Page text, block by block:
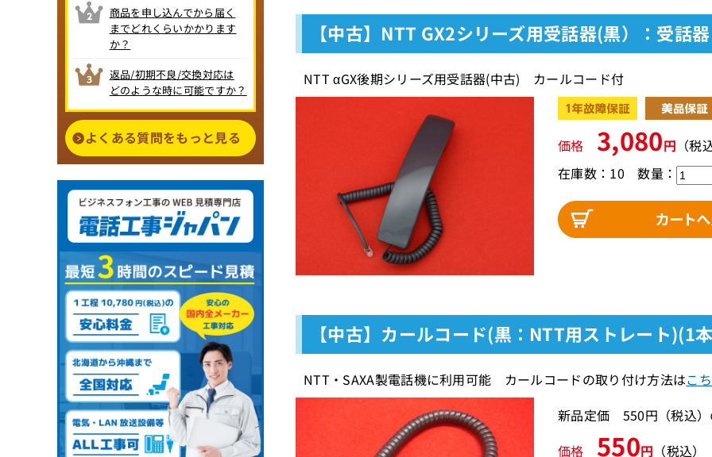
【中古】NTT GX2シリーズ用受話器(黒）：受話器
NTT αGX後期シリーズ用受話器(中古) カールコード付
価格 3,080円 （税
在庫数：10 数量：
【中古】カールコード(黒：NTT用ストレート)(1
NTT・SAXA製電話機に利用可能 カールコードの取り付け方法はこ
新品定価 550円（税込）
価格 550円 （税込）
商品を申し込んでから届く
までどれくらいかかります
か？
返品/初期不良/交換対応は
どのような時に可能ですか？
よくある質問をもっと見る